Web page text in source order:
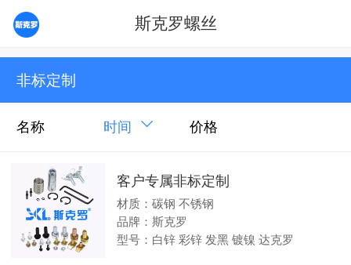
斯克罗螺丝
非标定制
名称 时间 价格
客户专属非标定制
材质：碳钢 不锈钢
品牌：斯克罗
型号：白锌 彩锌 发黑 镀镍 达克罗